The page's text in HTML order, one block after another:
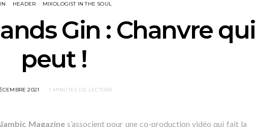
HEADER MIXOLOGIST IN THE SOUL
Gin : Chanvre qui
peut !
2021 1 MINUTES DE LECTURE
Magazines’associent pour une co-production vidéo qui fait la